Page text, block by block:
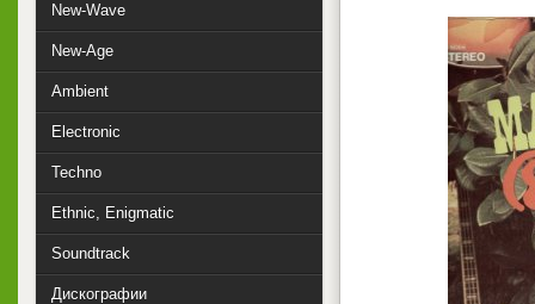
New-Wave
New-Age
Ambient
Electronic
Techno
Ethnic, Enigmatic
Soundtrack
Дискографии